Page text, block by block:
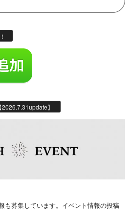
】
も募集しています。イベント情報の投稿